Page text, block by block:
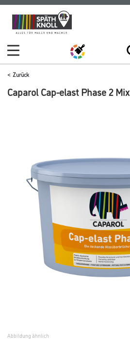
Zum
Inhalt
Zum
Navigationsmenü
Zurück
Caparol Cap-elast Phase 2 Mix
Abbildung ähnlich